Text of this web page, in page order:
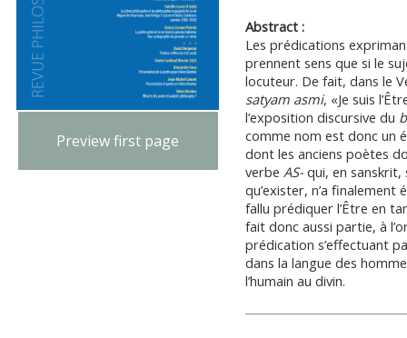
Preview first page
Abstract :
Les prédications
prennent sens que si le
locuteur. De fait, dans le
satyam asmi, «Je suis
l’exposition discursive du
comme nom est donc un
dont les anciens poètes
verbe AS- qui, en
qu’exister, n’a finalement
fallu prédiquer l’Être en
fait donc aussi partie, à
prédication s’effectuant
dans la langue des
l’humain au divin.